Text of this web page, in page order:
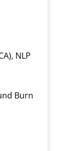
NLP
Burn